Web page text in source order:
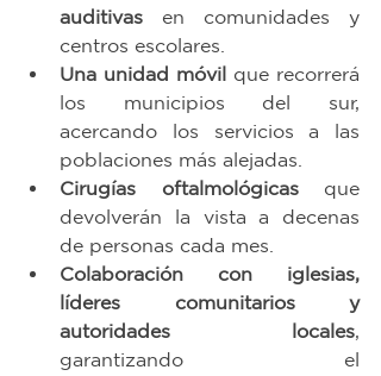
auditivas en comunidades y
centros escolares.
Una unidad móvil que recorrerá
los municipios del sur,
acercando los servicios a las
poblaciones más alejadas.
Cirugías oftalmológicas que
devolverán la vista a decenas
de personas cada mes.
Colaboración con iglesias,
líderes comunitarios y
autoridades locales,
garantizando el